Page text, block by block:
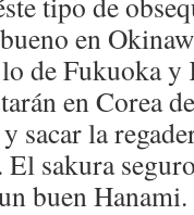
en
de Fukuoka y
en
sacar la
El sakura
buen Hanami.